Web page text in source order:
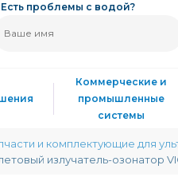
Есть проблемы с водой?
Коммерческие и
промышленные
системы
и комплектующие для
излучатель-озонатор